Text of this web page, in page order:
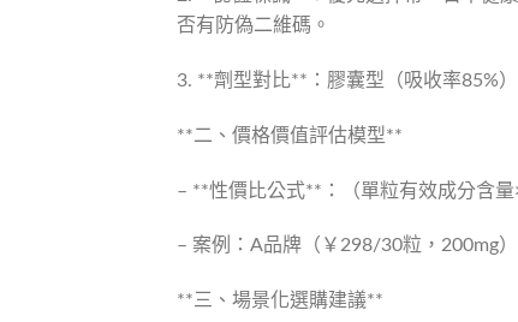
否有防偽二維碼。
3. **劑型對比**：膠囊型（吸收率85%
**二、價格價值評估模型**
– **性價比公式**：（單粒有效成分含
– 案例：A品牌（￥298/30粒，200mg
**三、場景化選購建議**